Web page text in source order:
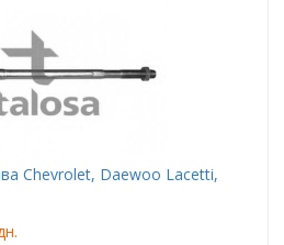
Chevrolet, Daewoo Lacetti,